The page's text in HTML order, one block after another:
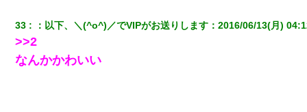
私（23）冗談のつもりで上司（27）に胸を揉ませた結果・・・
彼女との行為を録画した結果→衝撃の事実が判明したｗｗｗｗｗ
ｗ
33 ： 以下、＼(^o^)／でVIPがお送りします ：2016/06/13(月)
>>2
なんかかわいい